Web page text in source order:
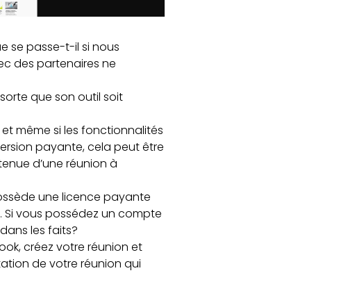
se passe-t-il si nous
des partenaires ne
que son outil soit
même si les fonctionnalités
payante, cela peut être
d’une réunion à
une licence payante
vous possédez un compte
les faits?
créez votre réunion et
de votre réunion qui